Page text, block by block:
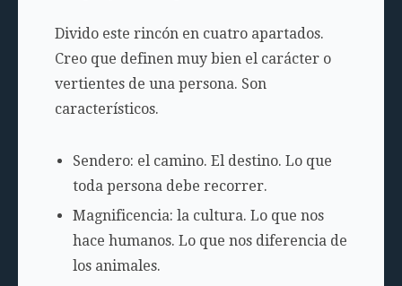
Divido este rincón en cuatro apartados.
Creo que definen muy bien el carácter o
vertientes de una persona. Son
característicos.
Sendero: el camino. El destino. Lo que
toda persona debe recorrer.
Magnificencia: la cultura. Lo que nos
hace humanos. Lo que nos diferencia de
los animales.